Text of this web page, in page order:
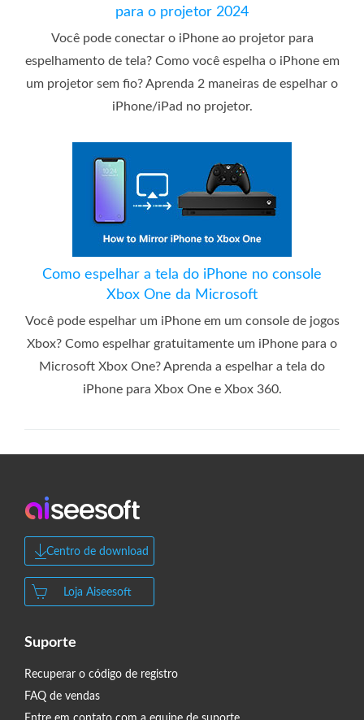
para o projetor 2024
Você pode conectar o iPhone ao projetor para
espelhamento de tela? Como você espelha o iPhone em
um projetor sem fio? Aprenda 2 maneiras de espelhar o
iPhone/iPad no projetor.
Como espelhar a tela do iPhone no console
Xbox One da Microsoft
Você pode espelhar um iPhone em um console de jogos
Xbox? Como espelhar gratuitamente um iPhone para o
Microsoft Xbox One? Aprenda a espelhar a tela do
iPhone para Xbox One e Xbox 360.
Centro de download
Loja Aiseesoft
Suporte
Recuperar o código de registro
FAQ de vendas